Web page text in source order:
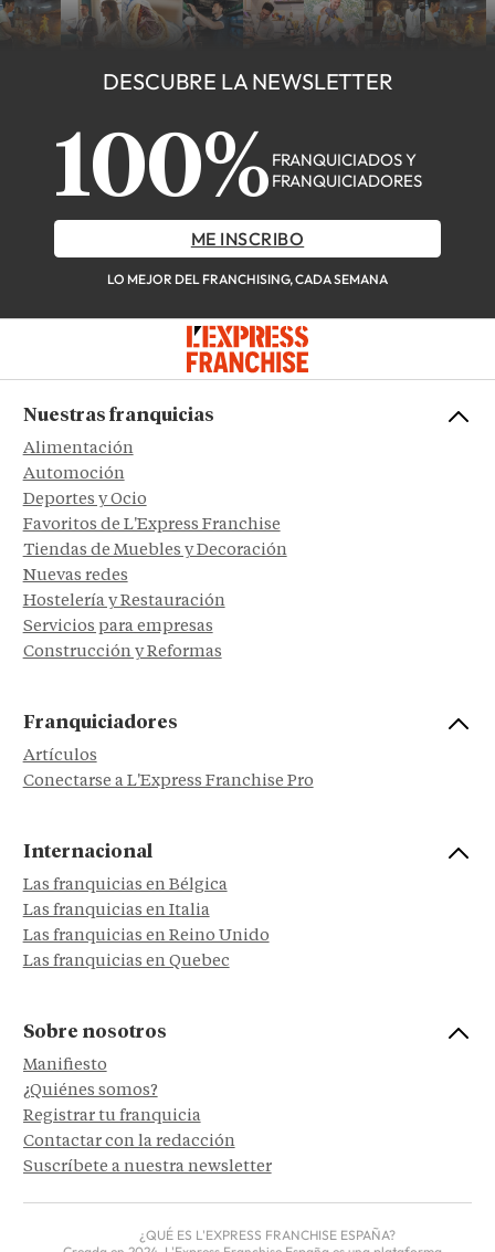
DESCUBRE LA NEWSLETTER
100% FRANQUICIADOS Y
FRANQUICIADORES
ME INSCRIBO
LO MEJOR DEL FRANCHISING, CADA SEMANA
Nuestras franquicias
Alimentación
Automoción
Deportes y Ocio
Favoritos de L'Express Franchise
Tiendas de Muebles y Decoración
Nuevas redes
Hostelería y Restauración
Servicios para empresas
Construcción y Reformas
Franquiciadores
Artículos
Conectarse a L'Express Franchise Pro
Internacional
Las franquicias en Bélgica
Las franquicias en Italia
Las franquicias en Reino Unido
Las franquicias en Quebec
Sobre nosotros
Manifiesto
¿Quiénes somos?
Registrar tu franquicia
Contactar con la redacción
Suscríbete a nuestra newsletter
¿QUÉ ES L'EXPRESS FRANCHISE ESPAÑA?